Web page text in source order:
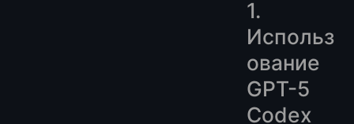
1.
Использ
ование
GPT-5
Codex